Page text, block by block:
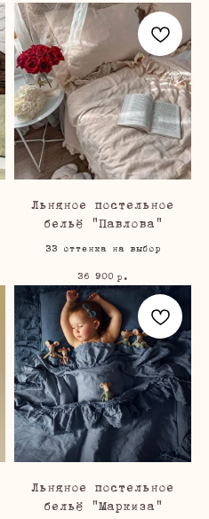
Льняное постельное
бельё "Павлова"
33 оттенка на выбор
36 900 р.
Льняное постельное
бельё "Маркиза"